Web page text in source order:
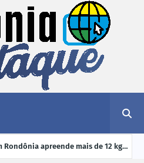
Rondônia apreende mais de 12 kg